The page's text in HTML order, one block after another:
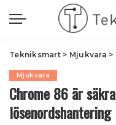
Tekniksmart> Mjukvara >
Mjukvara
Chrome 86 är